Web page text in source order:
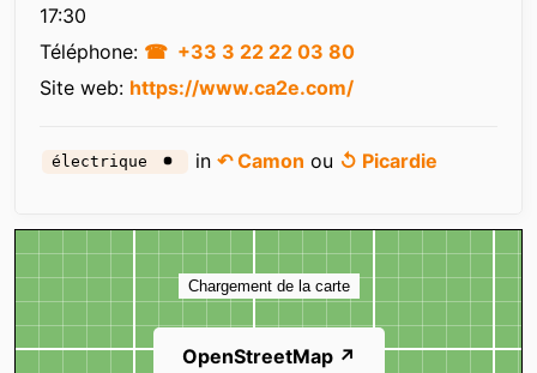
17:30
Téléphone:
+33 3 22 22 03 80
Site web: https://www.ca2e.com/
électrique in↶ Camon ou ↺ Picardie
Carte
Chargement de la carte
OpenStreetMap ↗